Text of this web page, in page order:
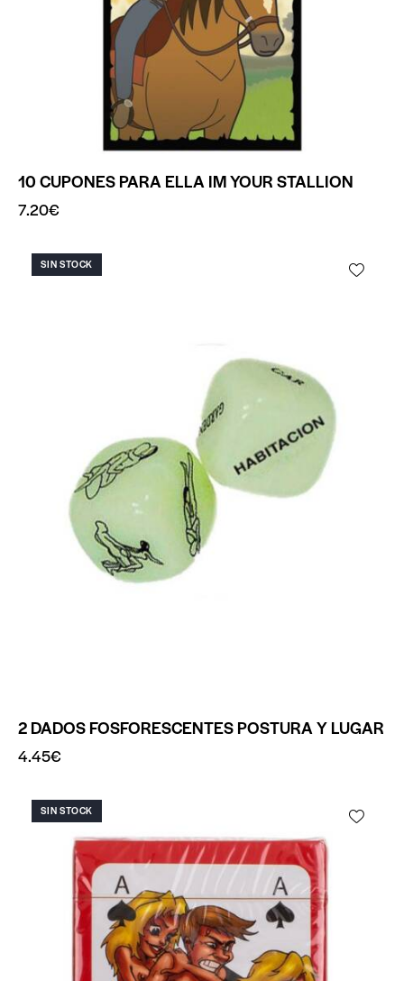
10 CUPONES PARA ELLA IM YOUR STALLION
7.20€
SIN STOCK
2 DADOS FOSFORESCENTES POSTURA Y LUGAR
4.45€
SIN STOCK